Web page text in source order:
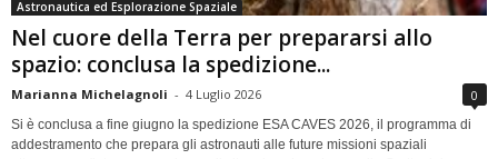
Astronautica ed Esplorazione Spaziale
Nel cuore della Terra per prepararsi allo
spazio: conclusa la spedizione...
Marianna Michelagnoli - 4 Luglio 2026 0
Si è conclusa a fine giugno la spedizione ESA CAVES 2026, il programma di
addestramento che prepara gli astronauti alle future missioni spaziali